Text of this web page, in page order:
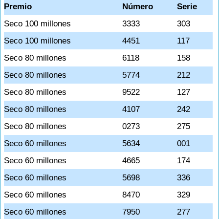
Premio Número
Serie
Seco 100 millones
3333
303
Seco 100 millones
4451
117
Seco 80 millones
6118
158
Seco 80 millones
5774
212
Seco 80 millones
9522
127
Seco 80 millones
4107
242
Seco 80 millones
0273
275
Seco 60 millones
5634
001
Seco 60 millones
4665
174
Seco 60 millones
5698
336
Seco 60 millones
8470
329
Seco 60 millones
7950 277